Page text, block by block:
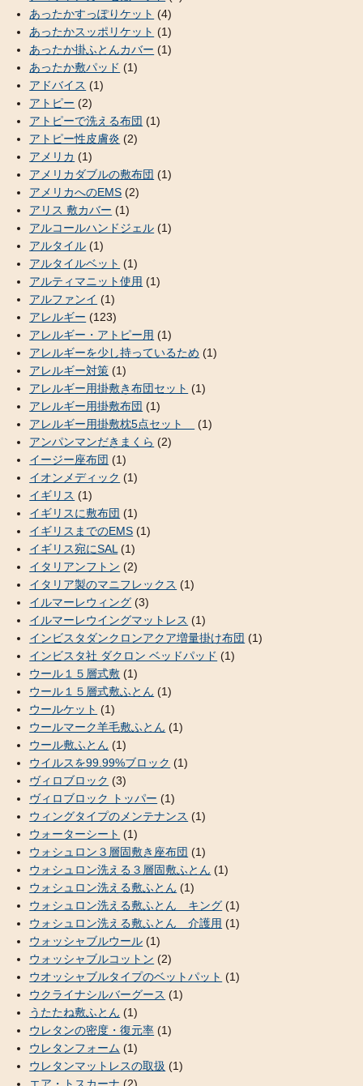
あったかすっぽりケット (4)
あったかスッポリケット (1)
あったか掛ふとんカバー (1)
あったか敷パッド (1)
アドバイス (1)
アトピー (2)
アトピーで洗える布団 (1)
アトピー性皮膚炎 (2)
アメリカ (1)
アメリカダブルの敷布団 (1)
アメリカへのEMS (2)
アリス 敷カバー (1)
アルコールハンドジェル (1)
アルタイル (1)
アルタイルベット (1)
アルティマニット使用 (1)
アルファンイ (1)
アレルギー (123)
アレルギー・アトピー用 (1)
アレルギーを少し持っているため (1)
アレルギー対策 (1)
アレルギー用掛敷き布団セット (1)
アレルギー用掛敷布団 (1)
アレルギー用掛敷枕5点セット
(1)
アンパンマンだきまくら (2)
イージー座布団 (1)
イオンメディック (1)
イギリス (1)
イギリスに敷布団 (1)
イギリスまでのEMS (1)
イギリス宛にSAL (1)
イタリアンフトン (2)
イタリア製のマニフレックス (1)
イルマーレウィング (3)
イルマーレウイングマットレス (1)
インビスタダンクロンアクア増量掛け布団 (1)
インビスタ社 ダクロン ベッドパッド (1)
ウール１５層式敷 (1)
ウール１５層式敷ふとん (1)
ウールケット (1)
ウールマーク羊毛敷ふとん (1)
ウール敷ふとん (1)
ウイルスを99.99%ブロック (1)
ヴィロブロック (3)
ヴィロブロック トッパー (1)
ウィングタイプのメンテナンス (1)
ウォーターシート (1)
ウォシュロン３層固敷き座布団 (1)
ウォシュロン洗える３層固敷ふとん (1)
ウォシュロン洗える敷ふとん (1)
ウォシュロン洗える敷ふとん キング (1)
ウォシュロン洗える敷ふとん 介護用 (1)
ウォッシャブルウール (1)
ウォッシャブルコットン (2)
ウオッシャブルタイプのベットパット (1)
ウクライナシルバーグース (1)
うたたね敷ふとん (1)
ウレタンの密度・復元率 (1)
ウレタンフォーム (1)
ウレタンマットレスの取扱 (1)